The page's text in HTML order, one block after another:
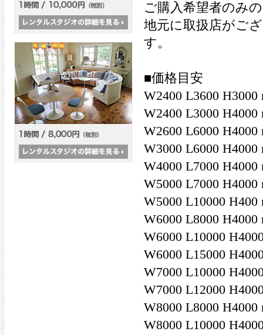
ご購入希望者のみ
地元に取扱店がご
す。
■価格目安
W2400 L3600
W2400 L3000
W2600 L6000
W3000 L6000
W4000 L7000
W5000 L7000
W5000 L10000
W6000 L8000
W6000 L10000
W6000 L15000
W7000 L10000
W7000 L12000
W8000 L8000
W8000 L10000